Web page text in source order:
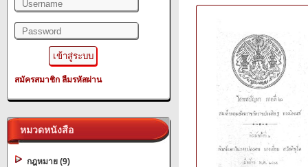
สมัครสมาชิก ลืมรหัสผ่าน
หมวดหนังสือ
กฎหมาย (9)